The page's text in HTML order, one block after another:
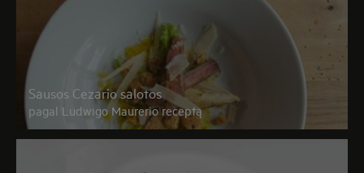
Sausos Cezario salotos
pagal Ludwigo Maurerio receptą